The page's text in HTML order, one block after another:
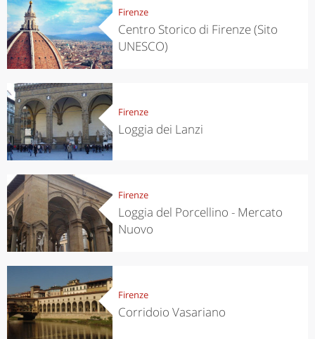
Firenze
Centro Storico di Firenze (Sito
UNESCO)
Firenze
Loggia dei Lanzi
Firenze
Loggia del Porcellino - Mercato
Nuovo
Firenze
Corridoio Vasariano